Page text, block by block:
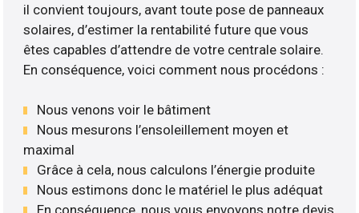
il convient toujours, avant toute pose de panneaux
solaires, d’estimer la rentabilité future que vous
êtes capables d’attendre de votre centrale solaire.
En conséquence, voici comment nous procédons :
Nous venons voir le bâtiment
Nous mesurons l’ensoleillement moyen et
maximal
Grâce à cela, nous calculons l’énergie produite
Nous estimons donc le matériel le plus adéquat